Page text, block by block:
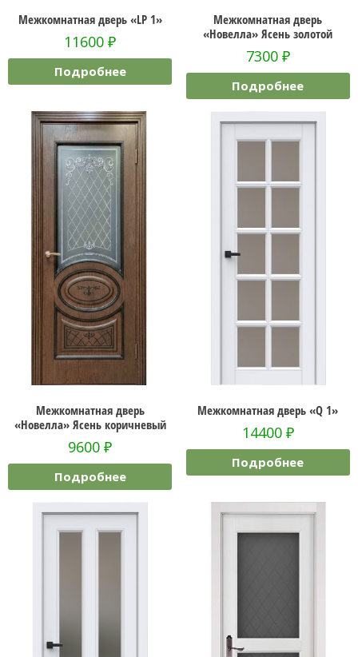
Межкомнатная дверь «LP 1»
11600₽
Подробнее
Межкомнатная дверь
«Новелла» Ясень золотой
7300 ₽
Подробнее
Межкомнатная дверь
«Новелла» Ясень коричневый
9600₽
Подробнее
Межкомнатная дверь «Q 1»
14400 ₽
Подробнее